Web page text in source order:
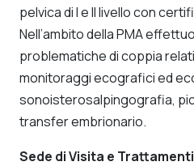
pelvica di I e II livello con
Nell’ambito della PMA
problematiche di coppia
monitoraggi ecografici ed
sonoisterosalpingografia,
transfer embrionario.
Sede di Visita e Trattamenti